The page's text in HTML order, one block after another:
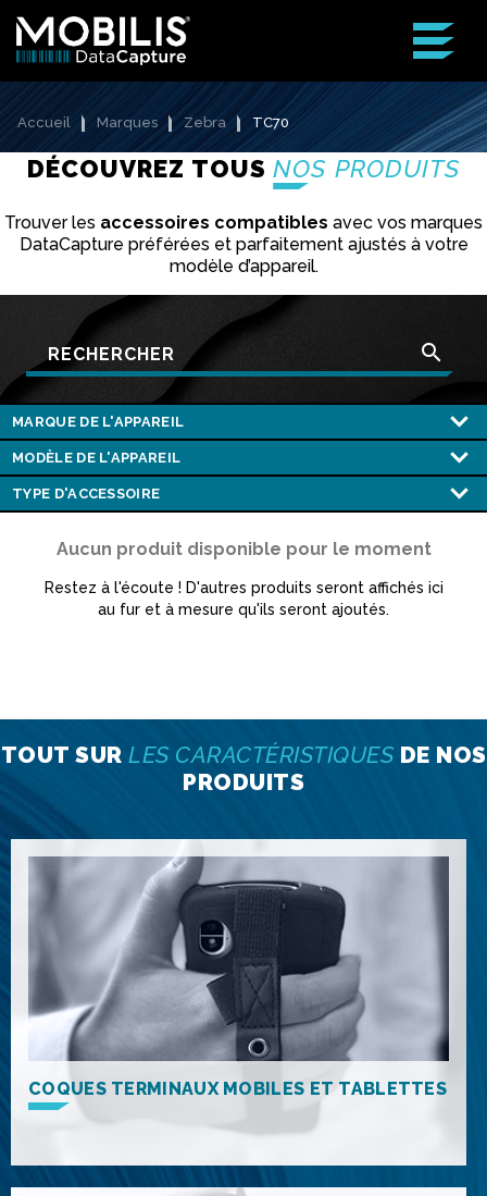
Accueil Marques Zebra TC70
DÉCOUVREZ TOUSNOS PRODUITS
Trouver les accessoires compatibles avec vos marques
DataCapture préférées et parfaitement ajustés à votre
modèle d’appareil.
search
Aucun produit disponible pour le moment
Restez à l'écoute ! D'autres produits seront affichés ici
au fur et à mesure qu'ils seront ajoutés.
TOUT SUR LES CARACTÉRISTIQUESDE NOS
PRODUITS
COQUES TERMINAUX MOBILES ET TABLETTES